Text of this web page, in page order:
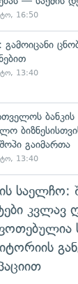
16:50
გამოიცანი
13:40
გაიმართა
13:40
საელჩო:
კვლავ